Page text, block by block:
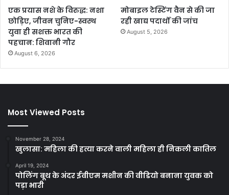
एक प्रयास नशे के विरुद्ध: नशा
छोड़िए, जीवन चुनिए-स्वस्थ
युवा ही सशक्त भारत की
पहचान: शिवानी गौर
August 6, 2026
मोबाइल टेस्टिंग वैन से की जा
रही खाद्य पदार्थों की जांच
August 5, 2026
Most Viewed Posts
November 28, 2024
खुलासा: महिला की हत्या करने वाली महिला ही निकली कातिल
April 19, 2024
पोलिंग बूथ के अंदर ईवीएम मशीन की वीडियो बनाना युवक को
पड़ा भारी